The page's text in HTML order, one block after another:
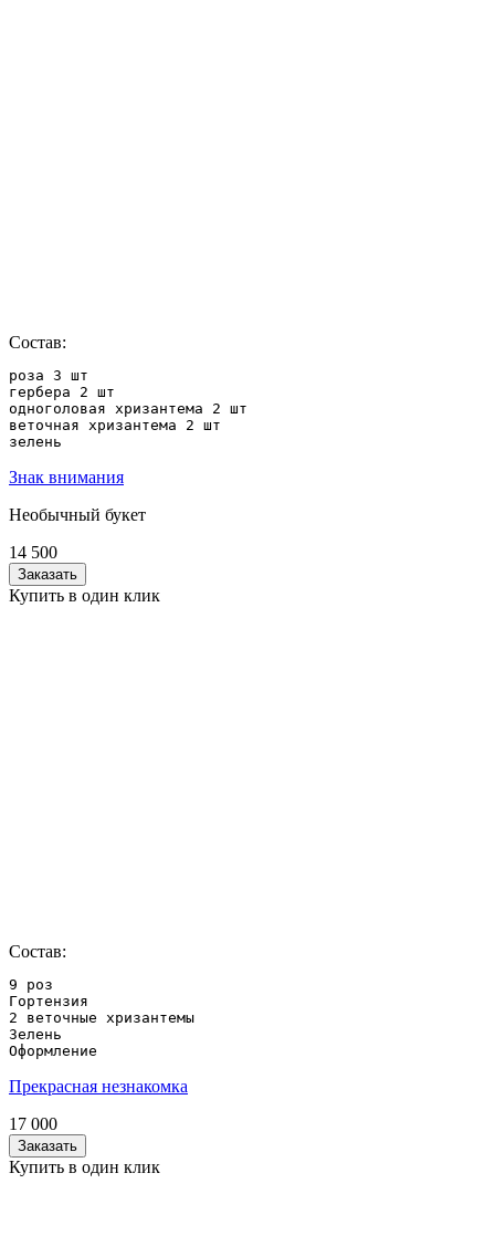
Состав:
роза 3 шт
гербера 2 шт
одноголовая хризантема 2 шт
веточная хризантема 2 шт
зелень
Знак внимания
Необычный букет
14 500
Заказать
Купить в один клик
Состав:
9 роз
Гортензия
2 веточные хризантемы
Зелень
Оформление
Прекрасная незнакомка
17 000
Заказать
Купить в один клик